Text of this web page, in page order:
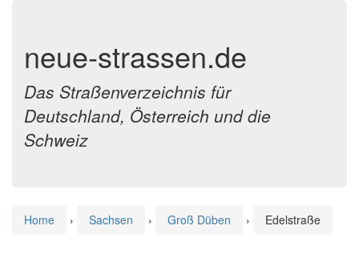
neue-strassen.de
Das Straßenverzeichnis für
Deutschland, Österreich und die
Schweiz
Home › Sachsen › Groß Düben › Edelstraße